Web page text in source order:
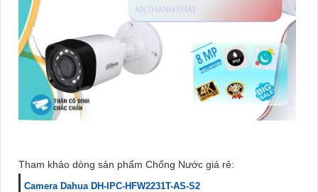
Tham khảo dòng sản phẩm Chống Nước giá rẻ:
Camera Dahua DH-IPC-HFW2231T-AS-S2